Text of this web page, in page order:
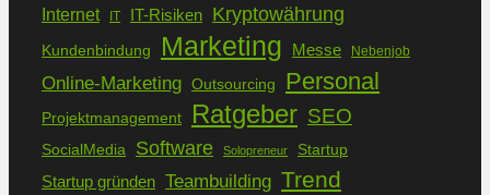
Internet IT IT-Risiken Kryptowährung
Kundenbindung Marketing Messe Nebenjob
Online-Marketing Outsourcing Personal
Projektmanagement Ratgeber SEO
SocialMedia Software Solopreneur Startup
Startup gründen Teambuilding Trend